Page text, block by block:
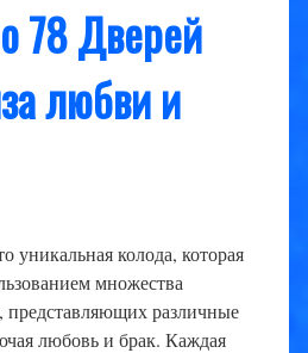
78 Дверей
любви и
уникальная колода, которая
множества
представляющих различные
любовь и брак. Каждая